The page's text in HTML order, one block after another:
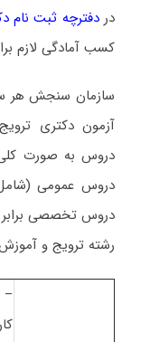
در دفترچه ثبت نام
کسب آمادگی لازم
سازمان سنجش هر
آزمون دکتری
دروس به صورت
رشته ﺗﺮوﻳﺞ و